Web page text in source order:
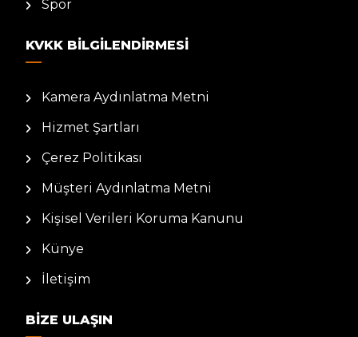
Spor
KVKK BILGILENDIRMESI
Kamera Aydınlatma Metni
Hizmet Şartları
Çerez Politikası
Müşteri Aydınlatma Metni
Kişisel Verileri Koruma Kanunu
Künye
İletişim
BIZE ULAŞIN